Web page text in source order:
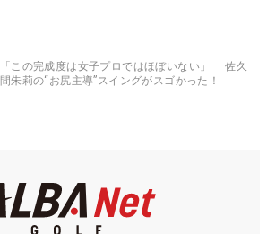
「この完成度は女子プロではほぼいない」 佐久
間朱莉の“お尻主導”スイングがスゴかった！